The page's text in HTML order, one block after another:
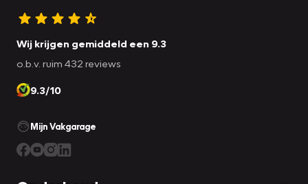
Wij krijgen gemiddeld een 9.3
o.b.v. ruim 432 reviews
9.3/10
Mijn Vakgarage